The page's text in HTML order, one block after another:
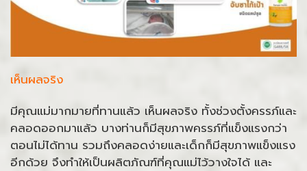
เห็นผลจริง
มีคุณแม่มากมายที่ทานแล้ว เห็นผลจริง ทั้งช่วงตั้งครรภ์และ
คลอดออกมาแล้ว บางท่านก็มีสุขภาพครรภ์ที่แข็งแรงกว่า
ตอนไม่ได้ทาน รวมถึงคลอดง่ายและเด็กก็มีสุขภาพแข็งแรง
อีกด้วย จึงทำให้เป็นผลิตภัณฑ์ที่คุณแม่ไว้วางใจได้ และ